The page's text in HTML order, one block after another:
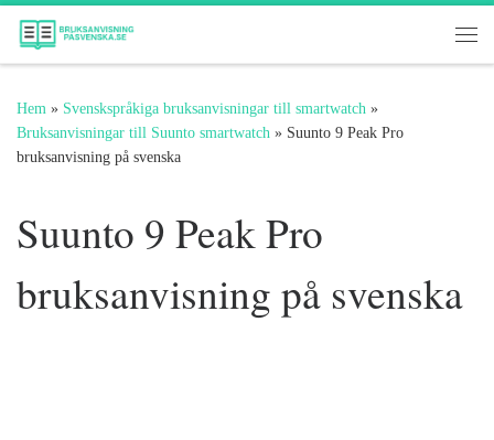
Hoppa till innehåll
Hem » Svenskspråkiga bruksanvisningar till smartwatch »
Bruksanvisningar till Suunto smartwatch » Suunto 9 Peak Pro
bruksanvisning på svenska
Suunto 9 Peak Pro
bruksanvisning på svenska